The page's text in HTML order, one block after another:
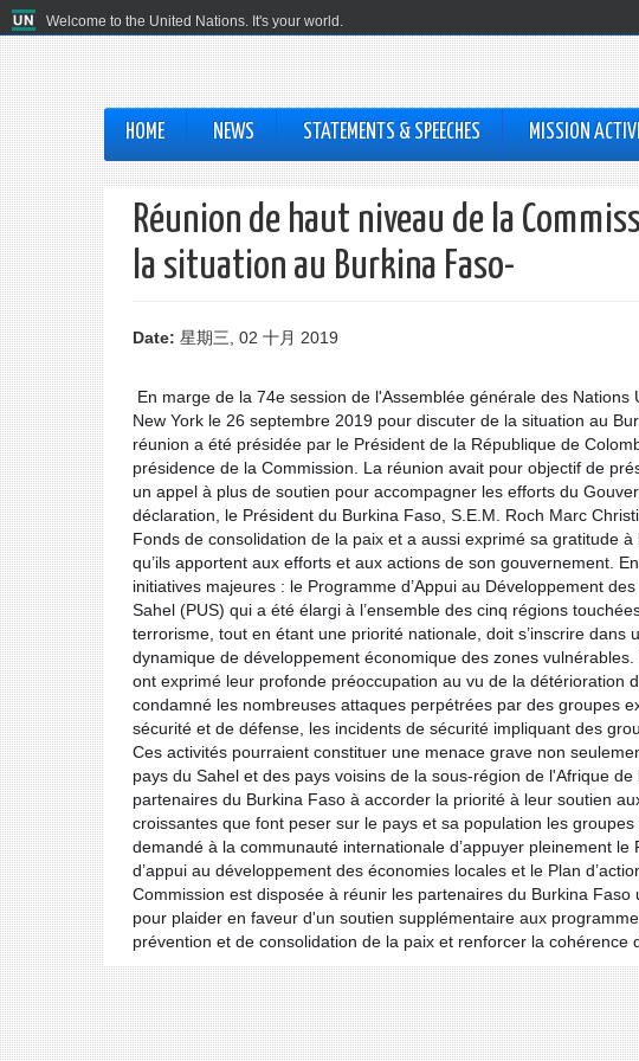
Welcome to the United Nations. It's your world.
HOME NEWS STATEMENTS & SPEECHES MISSION
Réunion de haut niveau de la
la situation au Burkina Faso-
Date: 星期三, 02 十月 2019
En marge de la 74e session de l'Assemblée générale des
New York le 26 septembre 2019 pour discuter de la situation au
réunion a été présidée par le Président de la République de
présidence de la Commission. La réunion avait pour objectif de
un appel à plus de soutien pour accompagner les efforts du
déclaration, le Président du Burkina Faso, S.E.M. Roch Marc
Fonds de consolidation de la paix et a aussi exprimé sa gratitude
qu’ils apportent aux efforts et aux actions de son gouvernement.
initiatives majeures : le Programme d’Appui au Développement
Sahel (PUS) qui a été élargi à l’ensemble des cinq régions
terrorisme, tout en étant une priorité nationale, doit s’inscrire
dynamique de développement économique des zones
ont exprimé leur profonde préoccupation au vu de la détérioration
condamné les nombreuses attaques perpétrées par des groupes
sécurité et de défense, les incidents de sécurité impliquant des
Ces activités pourraient constituer une menace grave non
pays du Sahel et des pays voisins de la sous-région de l'Afrique
partenaires du Burkina Faso à accorder la priorité à leur soutien
croissantes que font peser sur le pays et sa population les
demandé à la communauté internationale d’appuyer pleinement
d’appui au développement des économies locales et le Plan
Commission est disposée à réunir les partenaires du Burkina Faso
pour plaider en faveur d'un soutien supplémentaire aux
prévention et de consolidation de la paix et renforcer la cohérence